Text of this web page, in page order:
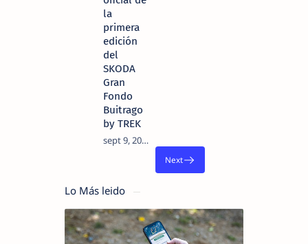
la
primera
edición
del
SKODA
Gran
Fondo
Buitrago
by TREK
Lo Más leido